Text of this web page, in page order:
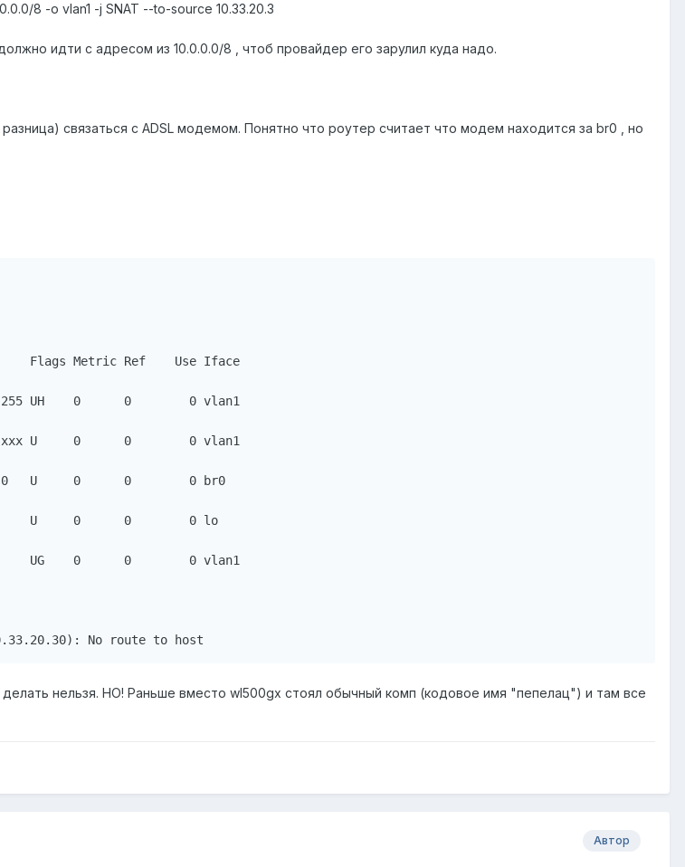
8 -o vlan1 -j SNAT --to-source 10.33.20.3
идти с адресом из 10.0.0.0/8 , чтоб провайдер его зарулил куда надо.
связаться с ADSL модемом. Понятно что роутер считает что модем находится за br0 , но
Flags Metric Ref    Use Iface
UH    0      0        0 vlan1
U     0      0        0 vlan1
U     0      0        0 br0
U     0      0        0 lo
UG    0      0        0 vlan1
No route to host
нельзя. НО! Раньше вместо wl500gx стоял обычный комп (кодовое имя "пепелац") и там все
Автор